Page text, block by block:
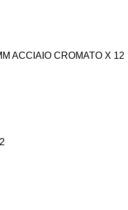
ACCIAIO CROMATO X 12